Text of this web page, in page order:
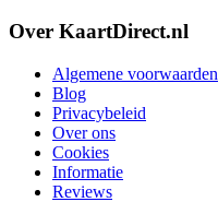
Over KaartDirect.nl
Algemene voorwaarden
Blog
Privacybeleid
Over ons
Cookies
Informatie
Reviews